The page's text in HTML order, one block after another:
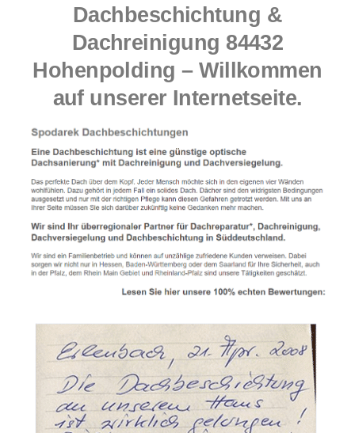
Dachbeschichtung &
Dachreinigung 84432
Hohenpolding – Willkommen
auf unserer Internetseite.